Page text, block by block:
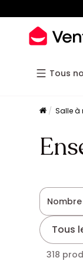
Tous
Salle à
Tous
318